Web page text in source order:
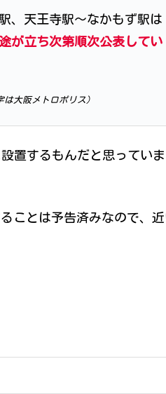
、天王寺駅～なかもず駅は
が立ち次第順次公表してい
は大阪メトロポリス）
置するもんだと思ってい
ことは予告済みなので、近